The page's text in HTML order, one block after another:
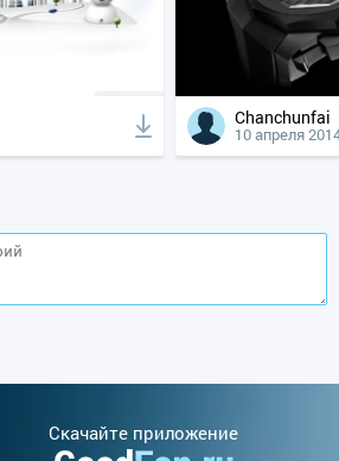
Chanchunfai
10 апреля
Cкачайте приложение